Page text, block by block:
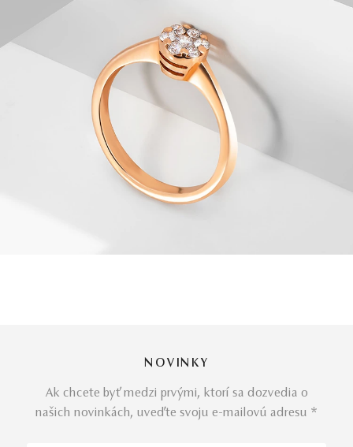
NOVINKY
Ak chcete byť medzi prvými, ktorí sa dozvedia o
našich novinkách, uveďte svoju e-mailovú adresu *